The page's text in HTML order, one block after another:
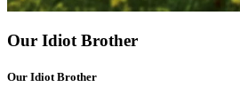
Our Idiot Brother
Our Idiot Brother